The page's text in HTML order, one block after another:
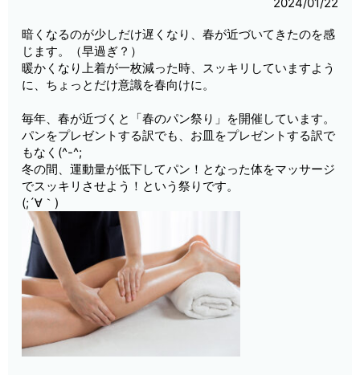
暗くなるのが少しだけ遅くなり、春が近づいてきたのを感
じます。（早過ぎ？）
暖かくなり上着が一枚減った時、スッキリしていますよう
に、ちょっとだけ意識を春向けに。
毎年、春が近づくと「春のパン祭り」を開催しています。
パンをプレゼントする訳でも、お皿をプレゼントする訳で
もなく(^-^;
冬の間、運動量が低下してパン！となった体をマッサージ
でスッキリさせよう！という祭りです。
(;´∀｀)